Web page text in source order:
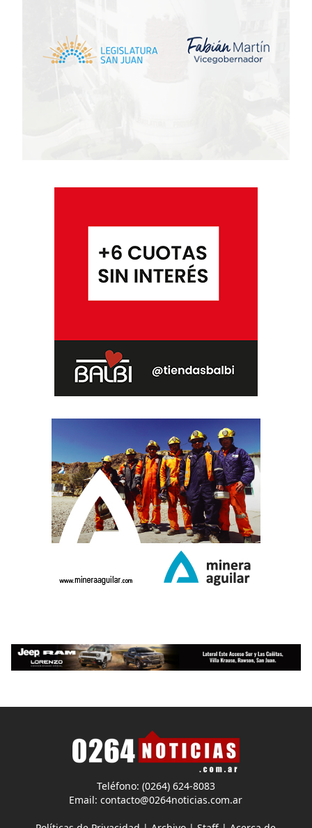
Teléfono: (0264) 624-8083
Email:contacto@0264noticias.com.ar